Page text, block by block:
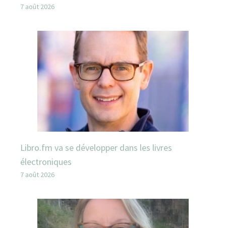
7 août 2026
Libro.fm va se développer dans les livres
électroniques
7 août 2026